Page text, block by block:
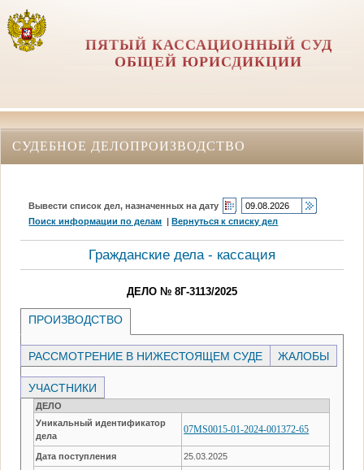
ПЯТЫЙ КАССАЦИОННЫЙ СУД
ОБЩЕЙ ЮРИСДИКЦИИ
СУДЕБНОЕ ДЕЛОПРОИЗВОДСТВО
Вывести список дел, назначенных на дату
Поиск информации по делам |Вернуться к списку дел
Гражданские дела - кассация
ДЕЛО № 8Г-3113/2025
ПРОИЗВОДСТВО
РАССМОТРЕНИЕ В НИЖЕСТОЯЩЕМ СУДЕ ЖАЛОБЫ
УЧАСТНИКИ
ДЕЛО
Уникальный идентификатор
дела
07MS0015-01-2024-001372-65
Дата поступления 25.03.2025